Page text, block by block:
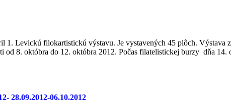
Levickú filokartistickú výstavu. Je vystavených 45 plôch. Výstava
od 8. októbra do 12. októbra 2012. Počas filatelistickej burzy dňa
28.09.2012-06.10.2012